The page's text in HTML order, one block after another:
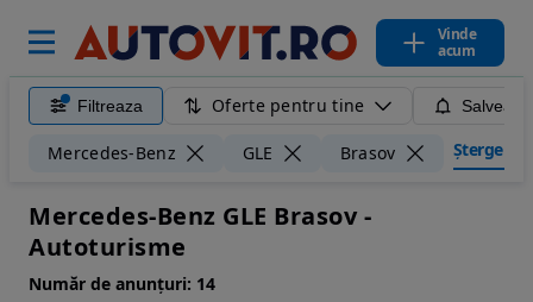
Vinde
acum
Filtreaza Oferte pentru tine
Mercedes-Benz GLE Brasov Șterge
Mercedes-Benz GLE Brasov -
Autoturisme
Număr de anunțuri: 14